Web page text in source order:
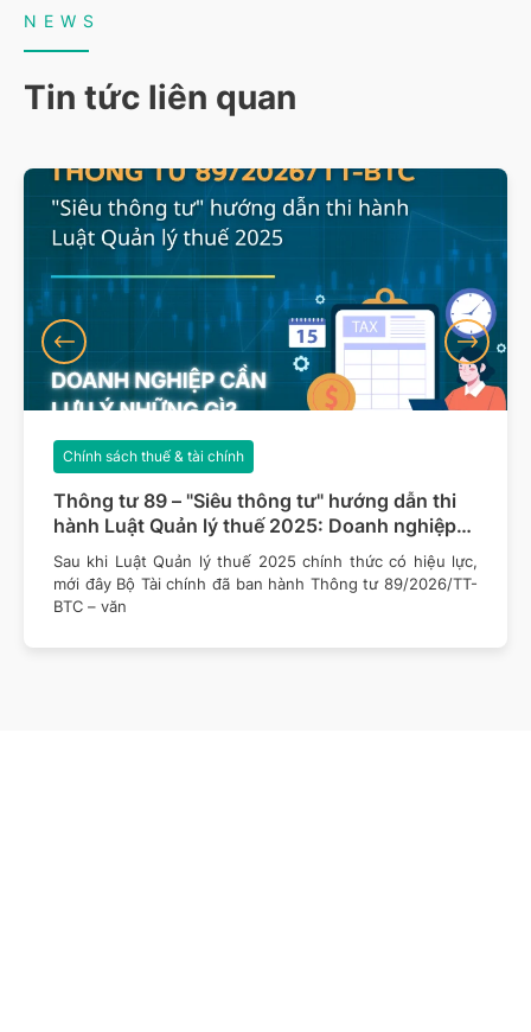
NEWS
Tin tức liên quan
Thông tư 89 – "Siêu thông tư" hướng dẫn thi
hành Luật Quản lý thuế 2025: Doanh nghiệp
cần lưu ý những gì?
Chính sách thuế & tài chính
Sau khi Luật Quản lý thuế 2025 chính thức có hiệu lực,
mới đây Bộ Tài chính đã ban hành Thông tư 89/2026/TT-
BTC – văn